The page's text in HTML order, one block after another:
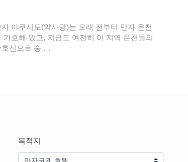
고요한 숲 한가운데 아늑히 자리잡고 있으며 가을
에는 빨갛고 노란 단풍이 호수에 반사되는 아름다
운 풍경을 감 …
목적지